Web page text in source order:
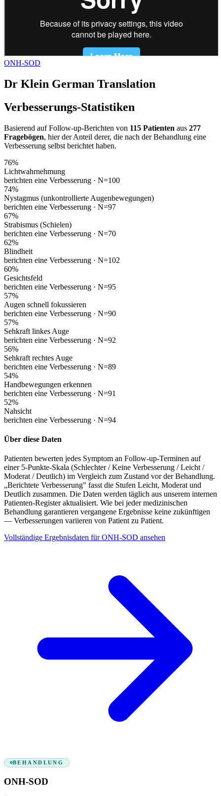
ONH-SOD
Dr Klein German Translation
Verbesserungs-Statistiken
Basierend auf Follow-up-Berichten von 115 Patienten aus 277
Fragebögen, hier der Anteil derer, die nach der Behandlung eine
Verbesserung selbst berichtet haben.
76%
Lichtwahrnehmung
berichten eine Verbesserung · N=100
74%
Nystagmus (unkontrollierte Augenbewegungen)
berichten eine Verbesserung · N=97
67%
Strabismus (Schielen)
berichten eine Verbesserung · N=70
62%
Blindheit
berichten eine Verbesserung · N=102
60%
Gesichtsfeld
berichten eine Verbesserung · N=95
57%
Augen schnell fokussieren
berichten eine Verbesserung · N=90
57%
Sehkraft linkes Auge
berichten eine Verbesserung · N=92
56%
Sehkraft rechtes Auge
berichten eine Verbesserung · N=89
54%
Handbewegungen erkennen
berichten eine Verbesserung · N=91
52%
Nahsicht
berichten eine Verbesserung · N=94
Über diese Daten
Patienten bewerten jedes Symptom an Follow-up-Terminen auf
einer 5-Punkte-Skala (Schlechter / Keine Verbesserung / Leicht /
Moderat / Deutlich) im Vergleich zum Zustand vor der Behandlung.
„Berichtete Verbesserung" fasst die Stufen Leicht, Moderat und
Deutlich zusammen. Die Daten werden täglich aus unserem internen
Patienten-Register aktualisiert. Wie bei jeder medizinischen
Behandlung garantieren vergangene Ergebnisse keine zukünftigen
— Verbesserungen variieren von Patient zu Patient.
Vollständige Ergebnisdaten für ONH-SOD ansehen
BEHANDLUNG
ONH-SOD